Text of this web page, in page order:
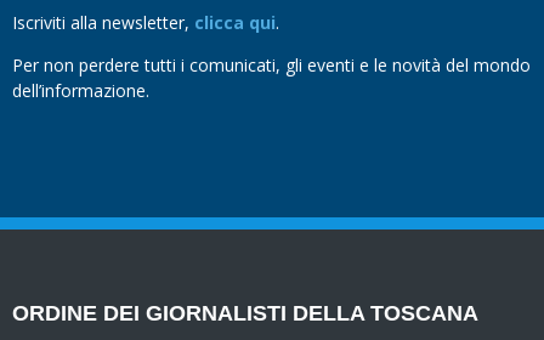
Iscriviti alla newsletter, clicca qui.
Per non perdere tutti i comunicati, gli eventi e le novità del mondo
dell’informazione.
ORDINE DEI GIORNALISTI DELLA TOSCANA